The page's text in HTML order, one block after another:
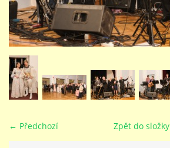
STUDIJNÍ OBORY
GALERIE
VIDEA - FILMOVÁ TVORBA
← Předchozí Zpět do složky